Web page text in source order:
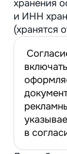
Контролируйте
всем
информации —
по задачам.
контакты и не
нужны
информация об
Ограничьте
получить ПД.
Дополните
полезным
«хранить ПД на
и удалить
если передаете
В случае утечки
ответственность.